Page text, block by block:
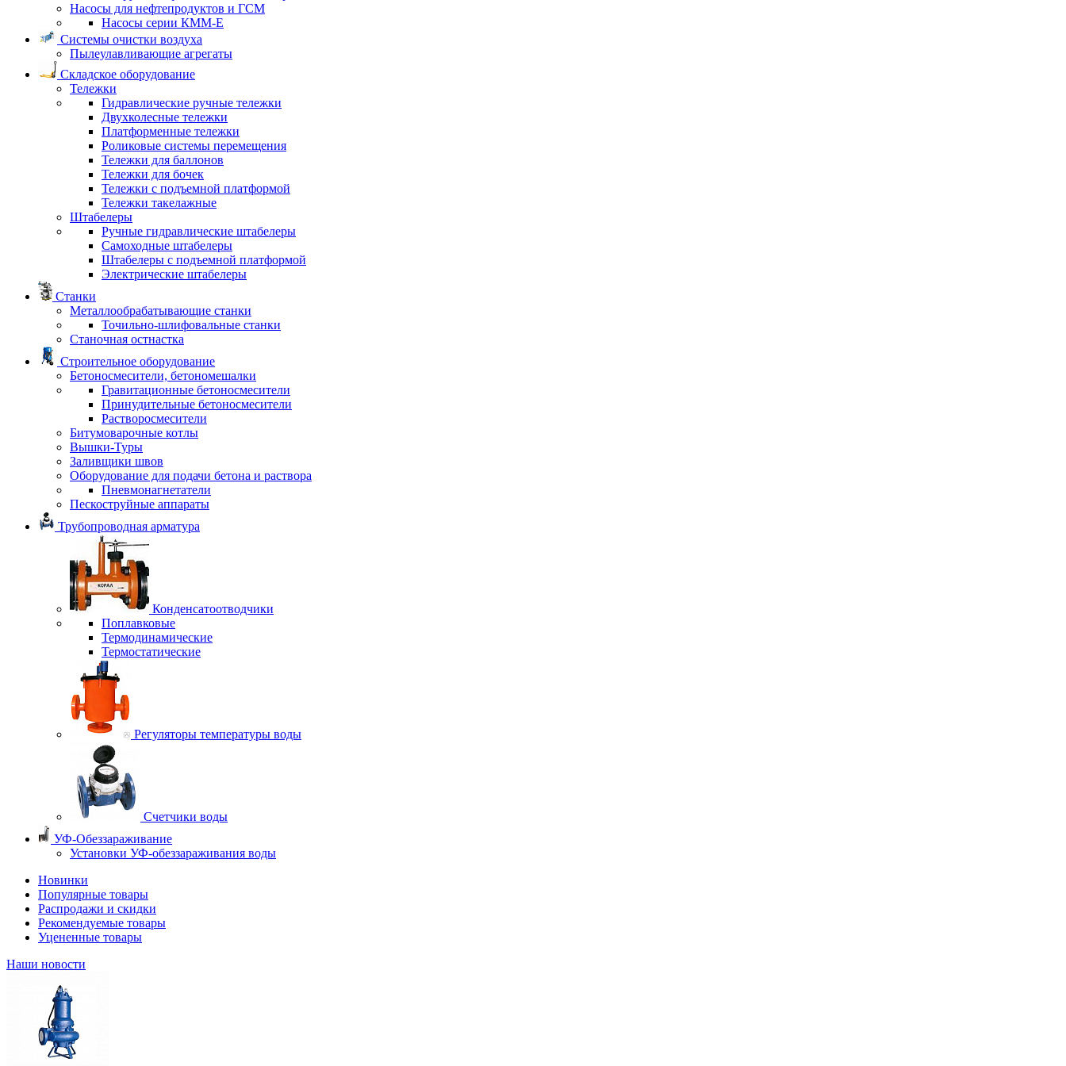
Насосы для нефтепродуктов и ГСМ
Насосы серии КММ-Е
Системы очистки воздуха
Пылеулавливающие агрегаты
Складское оборудование
Тележки
Гидравлические ручные тележки
Двухколесные тележки
Платформенные тележки
Роликовые системы перемещения
Тележки для баллонов
Тележки для бочек
Тележки с подъемной платформой
Тележки такелажные
Штабелеры
Ручные гидравлические штабелеры
Самоходные штабелеры
Штабелеры с подъемной платформой
Электрические штабелеры
Станки
Металлообрабатывающие станки
Точильно-шлифовальные станки
Станочная остнастка
Строительное оборудование
Бетоносмесители, бетономешалки
Гравитационные бетоносмесители
Принудительные бетоносмесители
Растворосмесители
Битумоварочные котлы
Вышки-Туры
Заливщики швов
Оборудование для подачи бетона и раствора
Пневмонагнетатели
Пескоструйные аппараты
Трубопроводная арматура
Конденсатоотводчики
Поплавковые
Термодинамические
Термостатические
Регуляторы температуры воды
Счетчики воды
УФ-Обеззараживание
Установки УФ-обеззараживания воды
Новинки
Популярные товары
Распродажи и скидки
Рекомендуемые товары
Уцененные товары
Наши новости